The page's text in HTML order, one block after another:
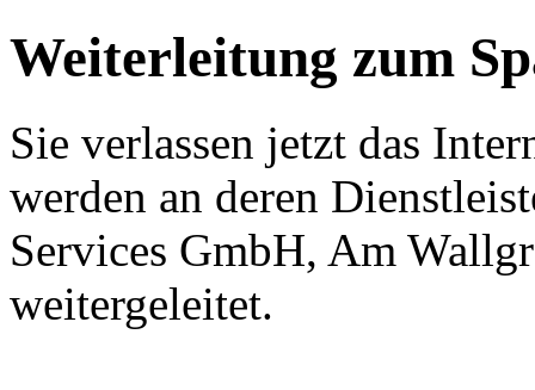
Weiterleitung zum
Sie verlassen jetzt das
werden an deren
Services GmbH, Am
weitergeleitet.